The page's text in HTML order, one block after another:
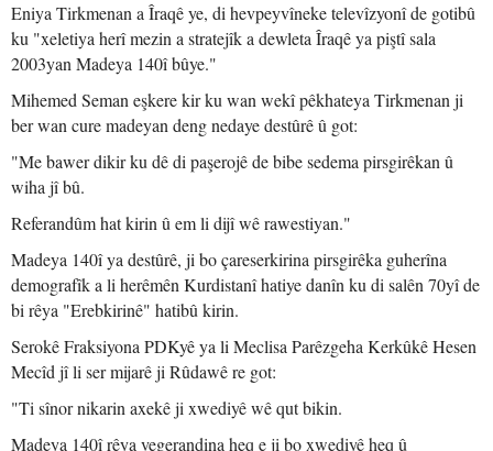
Eniya Tirkmenan a Îraqê ye, di hevpeyvîneke televîzyonî de gotibû
ku "xeletiya herî mezin a stratejîk a dewleta Îraqê ya piştî sala
2003yan Madeya 140î bûye."
Mihemed Seman eşkere kir ku wan wekî pêkhateya Tirkmenan ji
ber wan cure madeyan deng nedaye destûrê û got:
"Me bawer dikir ku dê di paşerojê de bibe sedema pirsgirêkan û
wiha jî bû.
Referandûm hat kirin û em li dijî wê rawestiyan."
Madeya 140î ya destûrê, ji bo çareserkirina pirsgirêka guherîna
demografîk a li herêmên Kurdistanî hatiye danîn ku di salên 70yî de
bi rêya "Erebkirinê" hatibû kirin.
Serokê Fraksiyona PDKyê ya li Meclisa Parêzgeha Kerkûkê Hesen
Mecîd jî li ser mijarê ji Rûdawê re got:
"Ti sînor nikarin axekê ji xwediyê wê qut bikin.
Madeya 140î rêya vegerandina heq e ji bo xwediyê heq û